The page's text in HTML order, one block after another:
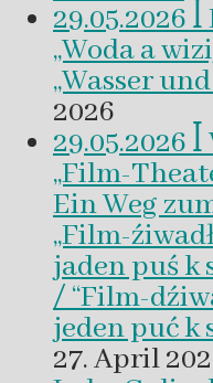
29.05.2026
„Woda a
„Wasser
2026
29.05.2026
„Film-
Ein Weg
„Film-
jaden puś k
/ “Film-
jeden puć k
27. April